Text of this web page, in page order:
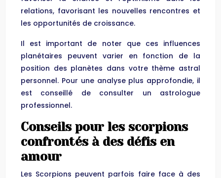
relations, favorisant les nouvelles rencontres et
les opportunités de croissance.
Il est important de noter que ces influences
planétaires peuvent varier en fonction de la
position des planètes dans votre thème astral
personnel. Pour une analyse plus approfondie, il
est conseillé de consulter un astrologue
professionnel.
Conseils pour les scorpions
confrontés à des défis en
amour
Les Scorpions peuvent parfois faire face à des